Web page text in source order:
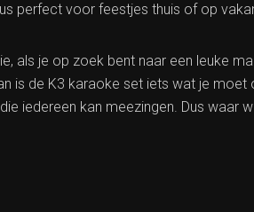
perfect voor feestjes thuis of op
als je op zoek bent naar een leuke
is de K3 karaoke set iets wat je
iedereen kan meezingen. Dus waar